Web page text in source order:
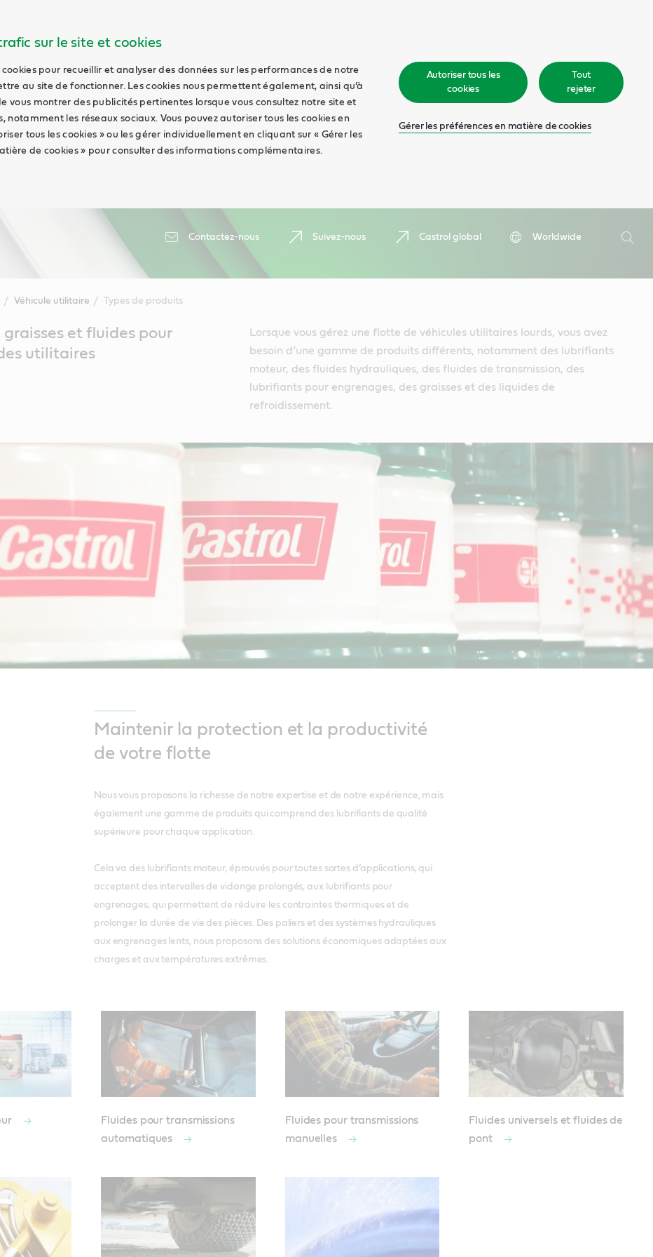
sur le site et cookies
cookies pour recueillir et analyser des données sur les performances de notre
au site de fonctionner. Les cookies nous permettent également, ainsi qu’à
vous montrer des publicités pertinentes lorsque vous consultez notre site et
notamment les réseaux sociaux. Vous pouvez autoriser tous les cookies en
tous les cookies » ou les gérer individuellement en cliquant sur « Gérer les
de cookies » pour consulter des informations complémentaires.
Autoriser tous les
cookies
Tout
rejeter
Gérer les préférences en matière de cookies
Contactez-nous Suivez-nous Castrol global
Worldwide
Véhicule utilitaire Types de produits
et fluides pour
utilitaires
Lorsque vous gérez une flotte de véhicules utilitaires lourds, vous avez
besoin d’une gamme de produits différents, notamment des lubrifiants
moteur, des fluides hydrauliques, des fluides de transmission, des
lubrifiants pour engrenages, des graisses et des liquides de
refroidissement.
Maintenir la protection et la productivité
de votre flotte
Nous vous proposons la richesse de notre expertise et de notre expérience, mais
également une gamme de produits qui comprend des lubrifiants de qualité
supérieure pour chaque application.
Cela va des lubrifiants moteur, éprouvés pour toutes sortes d’applications, qui
acceptent des intervalles de vidange prolongés, aux lubrifiants pour
engrenages, qui permettent de réduire les contraintes thermiques et de
prolonger la durée de vie des pièces. Des paliers et des systèmes hydrauliques
aux engrenages lents, nous proposons des solutions économiques adaptées aux
charges et aux températures extrêmes.
Fluides pour transmissions
automatiques
Fluides pour transmissions
manuelles
Fluides universels et fluides de
pont